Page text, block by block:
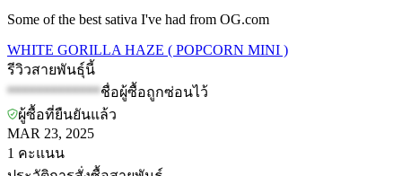
Some of the best sativa I've had from OG.com
WHITE GORILLA HAZE ( POPCORN MINI )
รีวิวสายพันธุ์นี้
*************ชื่อผู้ซื้อถูกซ่อนไว้
ผู้ซื้อที่ยืนยันแล้ว
MAR 23, 2025
1 คะแนน